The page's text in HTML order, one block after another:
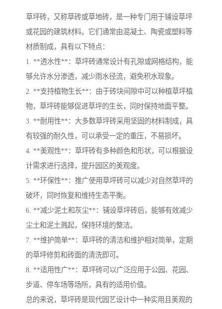
草坪砖，又称草砖或草地砖，是一种专门用于铺设草坪
或花园的建筑材料。它们通常由混凝土、陶瓷或塑料等
材质制成，具有以下特点：
1. **透水性**：草坪砖通常设计有孔隙或网格结构，能
够允许水分渗透，减少雨水径流，避免积水现象。
2. **支持植物生长**：由于砖块间隙中可以种植草坪植
物，草坪砖能够促进草坪的生长，同时保持地面平整。
3. **耐用性**：大多数草坪砖采用坚固的材料制成，具
有较强的耐久性，可以承受一定的重压，不易损坏。
4. **美观性**：草坪砖有多种颜色和形状，可以根据设
计需求进行选择，提升园区的美观度。
5. **环保性**：推广使用草坪砖可以减少对自然草坪的
破坏，同时恢复和维持生态平衡。
6. **减少泥土和灰尘**：铺设草坪砖后，能够有效减少
尘土和泥土溅起，保持环境的整洁。
7. **维护简单**：草坪砖的清洁和维护相对简单，定期
的草坪修剪和砖面的清洗即可。
8. **适用性广**：草坪砖可以广泛应用于公园、花园、
步道、停车场等场所，具有的适用价值。
总的来说，草坪砖是现代园艺设计中一种实用且美观的